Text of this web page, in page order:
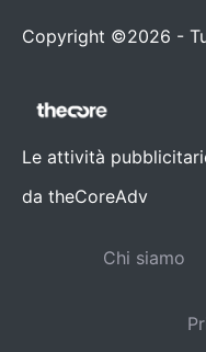
Copyright ©2026 -
Le attività
da theCoreAdv
Chi siamo